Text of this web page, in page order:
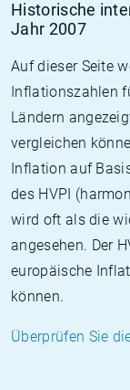
Historische
Jahr 2007
Auf dieser Seite
Inflationszahlen
Ländern
vergleichen
Inflation auf
des HVPI
wird oft als die
angesehen. Der
europäische
können.
Überprüfen Sie